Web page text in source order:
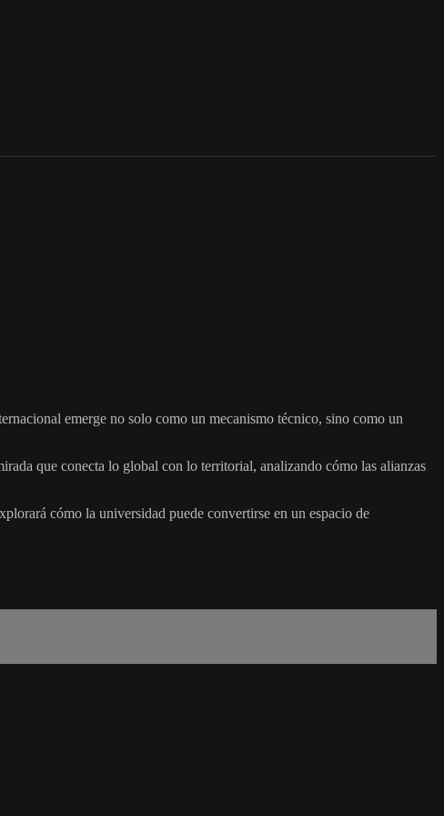
emerge no solo como un mecanismo técnico, sino como un
que conecta lo global con lo territorial, analizando cómo las alianzas
cómo la universidad puede convertirse en un espacio de